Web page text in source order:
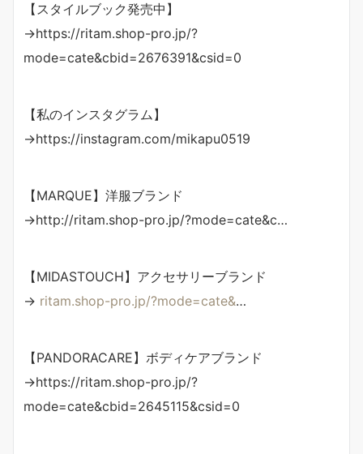
【スタイルブック発売中】
→https://ritam.shop-pro.jp/?
mode=cate&cbid=2676391&csid=0
【私のインスタグラム】
→https://instagram.com/mikapu0519
【MARQUE】洋服ブランド
→http://ritam.shop-pro.jp/?mode=cate&c…
【MIDASTOUCH】アクセサリーブランド
→ ritam.shop-pro.jp/?mode=cate&…
【PANDORACARE】ボディケアブランド
→https://ritam.shop-pro.jp/?
mode=cate&cbid=2645115&csid=0